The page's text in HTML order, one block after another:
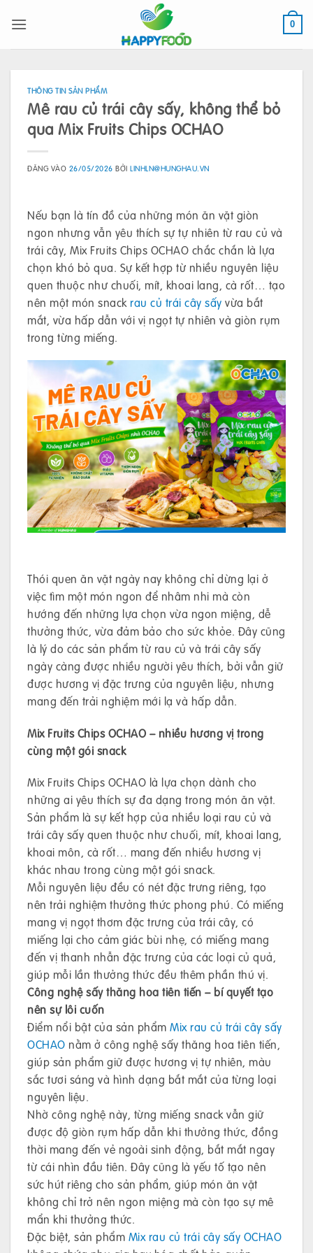
qua
0
THÔNG TIN SẢN PHẨM
Mê rau củ trái cây sấy, không thể bỏ
qua Mix Fruits Chips OCHAO
ĐĂNG VÀO 26/05/2026 BỞILINHLN@HUNGHAU.VN
Nếu bạn là tín đồ của những món ăn vặt giòn
ngon nhưng vẫn yêu thích sự tự nhiên từ rau củ và
trái cây, Mix Fruits Chips OCHAO chắc chắn là lựa
chọn khó bỏ qua. Sự kết hợp từ nhiều nguyên liệu
quen thuộc như chuối, mít, khoai lang, cà rốt… tạo
nên một món snack rau củ trái cây sấy vừa bắt
mắt, vừa hấp dẫn với vị ngọt tự nhiên và giòn rụm
trong từng miếng.
Thói quen ăn vặt ngày nay không chỉ dừng lại ở
việc tìm một món ngon để nhâm nhi mà còn
hướng đến những lựa chọn vừa ngon miệng, dễ
thưởng thức, vừa đảm bảo cho sức khỏe. Đây cũng
là lý do các sản phẩm từ rau củ và trái cây sấy
ngày càng được nhiều người yêu thích, bởi vẫn giữ
được hương vị đặc trưng của nguyên liệu, nhưng
mang đến trải nghiệm mới lạ và hấp dẫn.
Mix Fruits Chips OCHAO – nhiều hương vị trong
cùng một gói snack
Mix Fruits Chips OCHAO là lựa chọn dành cho
những ai yêu thích sự đa dạng trong món ăn vặt.
Sản phẩm là sự kết hợp của nhiều loại rau củ và
trái cây sấy quen thuộc như chuối, mít, khoai lang,
khoai môn, cà rốt… mang đến nhiều hương vị
khác nhau trong cùng một gói snack.
Mỗi nguyên liệu đều có nét đặc trưng riêng, tạo
nên trải nghiệm thưởng thức phong phú. Có miếng
mang vị ngọt thơm đặc trưng của trái cây, có
miếng lại cho cảm giác bùi nhẹ, có miếng mang
đến vị thanh nhẫn đặc trưng của các loại củ quả,
giúp mỗi lần thưởng thức đều thêm phần thú vị.
Công nghệ sấy thăng hoa tiên tiến – bí quyết tạo
nên sự lôi cuốn
Điểm nổi bật của sản phẩm Mix rau củ trái cây sấy
OCHAO nằm ở công nghệ sấy thăng hoa tiên tiến,
giúp sản phẩm giữ được hương vị tự nhiên, màu
sắc tươi sáng và hình dạng bắt mắt của từng loại
nguyên liệu.
Nhờ công nghệ này, từng miếng snack vẫn giữ
được độ giòn rụm hấp dẫn khi thưởng thức, đồng
thời mang đến vẻ ngoài sinh động, bắt mắt ngay
từ cái nhìn đầu tiên. Đây cũng là yếu tố tạo nên
sức hút riêng cho sản phẩm, giúp món ăn vặt
không chỉ trở nên ngon miệng mà còn tạo sự mê
mẩn khi thưởng thức.
Đặc biệt, sản phẩm Mix rau củ trái cây sấy OCHAO